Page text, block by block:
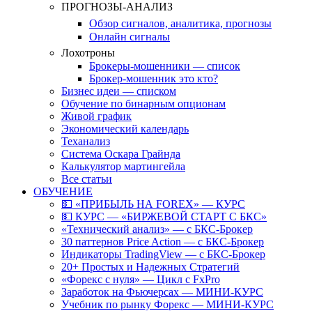
ПРОГНОЗЫ-АНАЛИЗ
Обзор сигналов, аналитика, прогнозы
Онлайн сигналы
Лохотроны
Брокеры-мошенники — список
Брокер-мошенник это кто?
Бизнес идеи — списком
Обучение по бинарным опционам
Живой график
Экономический календарь
Теханализ
Система Оскара Грайнда
Калькулятор мартингейла
Все статьи
ОБУЧЕНИЕ
💵 «ПРИБЫЛЬ НА FOREX» — КУРС
💵 КУРС — «БИРЖЕВОЙ СТАРТ С БКС»
«Технический анализ» — с БКС-Брокер
30 паттернов Price Action — с БКС-Брокер
Индикаторы TradingView — с БКС-Брокер
20+ Простых и Надежных Стратегий
«Форекс с нуля» — Цикл с FxPro
Заработок на Фьючерсах — МИНИ-КУРС
Учебник по рынку Форекс — МИНИ-КУРС